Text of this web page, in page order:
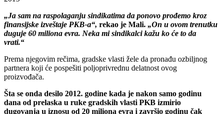
„Ja sam na raspolaganju sindikatima da ponovo prođemo kroz
finansijske izveštaje PKB-a“, rekao je Mali. „On u ovom trenutku
duguje 60 miliona evra. Neka mi sindikalci kažu ko će to da
vrati.“
Prema njegovim rečima, gradske vlasti žele da pronađu ozbiljnog
partnera koji će pospešiti poljoprivrednu delatnost ovog
proizvođača.
Šta se onda desilo 2012. godine kada je nakon samo godinu
dana od prelaska u ruke gradskih vlasti PKB izmirio
dugovanja u iznosu od 20 miliona evra i završio godinu čak